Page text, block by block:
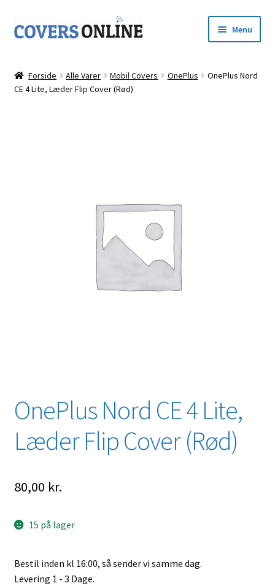
Spring
til
Spring
til
Menu
Shop
Forside Alle Varer Mobil Covers OnePlus
OnePlus Nord
CE 4 Lite, Læder Flip Cover (Rød)
OnePlus Nord CE 4 Lite,
Læder Flip Cover (Rød)
80,00 kr.
15 på lager
Bestil inden kl 16:00, så sender vi samme dag.
Levering 1 - 3 Dage.